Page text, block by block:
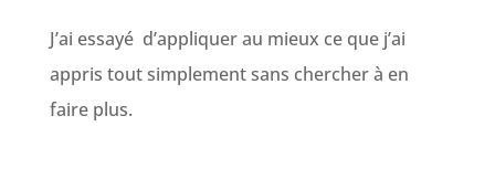
J’ai essayé d’appliquer au mieux ce que j’ai
appris tout simplement sans chercher à en
faire plus.